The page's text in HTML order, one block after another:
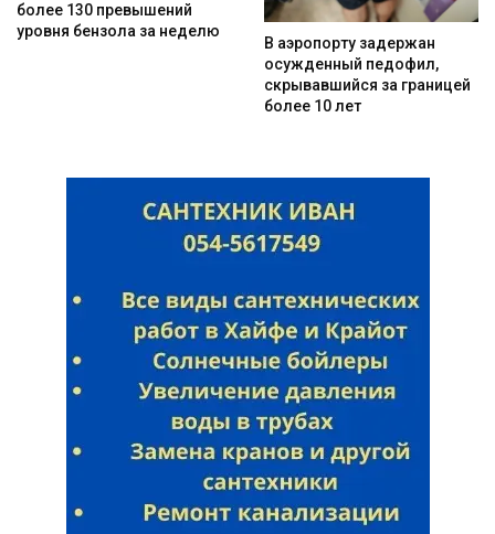
более 130 превышений
уровня бензола за неделю
В аэропорту задержан
осужденный педофил,
скрывавшийся за границей
более 10 лет